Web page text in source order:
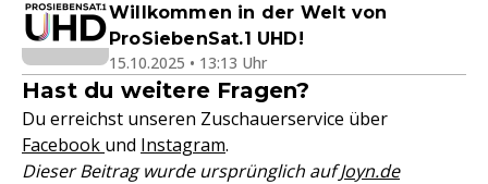
Willkommen in der Welt von
ProSiebenSat.1 UHD!
15.10.2025 • 13:13 Uhr
Hast du weitere Fragen?
Du erreichst unseren Zuschauerservice über
Facebook und Instagram.
Dieser Beitrag wurde ursprünglich aufJoyn.de